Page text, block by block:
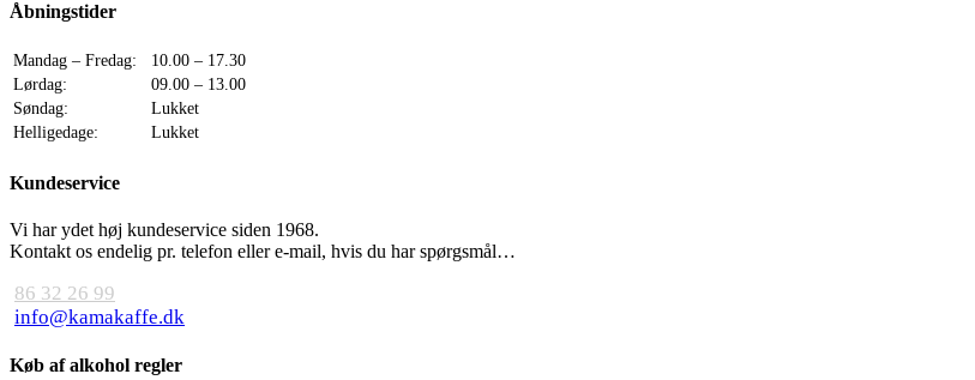
Åbningstider
Mandag – Fredag:
10.00 – 17.30
Lørdag:
09.00 – 13.00
Søndag:
Lukket
Helligedage:
Lukket
Kundeservice
Vi har ydet høj kundeservice siden 1968.
Kontakt os endelig pr. telefon eller e-mail, hvis du har spørgsmål…
86 32 26 99
info@kamakaffe.dk
Køb af alkohol regler